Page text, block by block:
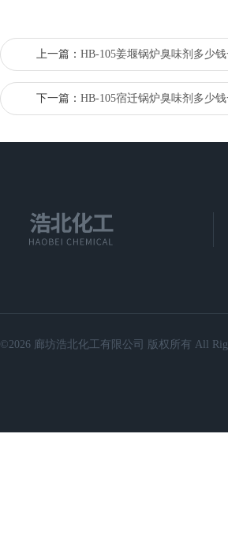
上一篇： HB-105姜堰锅炉臭味剂多少
下一篇： HB-105宿迁锅炉臭味剂多少
©2026 廊坊浩北化工有限公司 版权所有 All